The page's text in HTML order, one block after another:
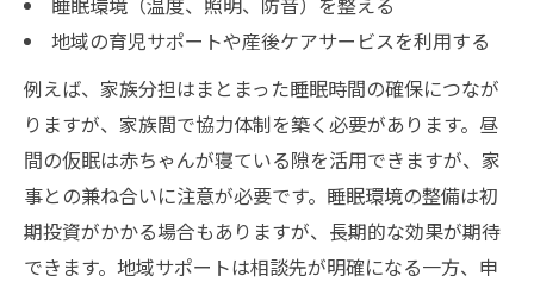
地域の育児サポートや産後ケアサービスを利用する
例えば、家族分担はまとまった睡眠時間の確保につなが
りますが、家族間で協力体制を築く必要があります。昼
間の仮眠は赤ちゃんが寝ている隙を活用できますが、家
事との兼ね合いに注意が必要です。睡眠環境の整備は初
期投資がかかる場合もありますが、長期的な効果が期待
できます。地域サポートは相談先が明確になる一方、申